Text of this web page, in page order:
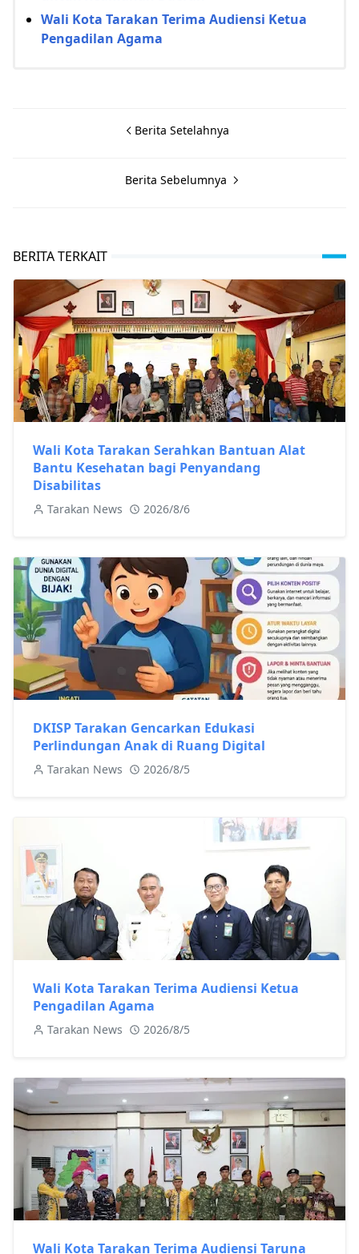
Wali Kota Tarakan Terima Audiensi Ketua
Pengadilan Agama
Berita Setelahnya
Berita Sebelumnya
BERITA TERKAIT
Wali Kota Tarakan Serahkan Bantuan Alat
Bantu Kesehatan bagi Penyandang
Disabilitas
Tarakan News 2026/8/6
DKISP Tarakan Gencarkan Edukasi
Perlindungan Anak di Ruang Digital
Tarakan News 2026/8/5
Wali Kota Tarakan Terima Audiensi Ketua
Pengadilan Agama
Tarakan News 2026/8/5
Wali Kota Tarakan Terima Audiensi Taruna